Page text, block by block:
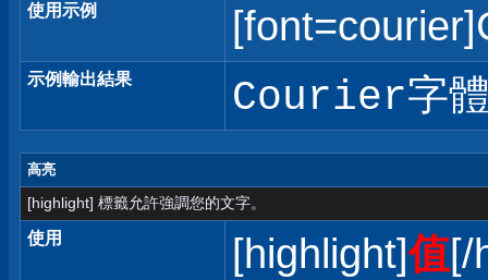
使用示例
示例輸出結果 Courier字
高亮
[highlight] 標籤允許強調您的文字。
使用 [highlight]值[/